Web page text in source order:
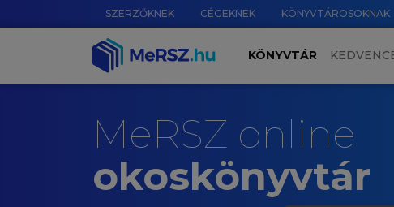
SZERZŐKNEK CÉGEKNEK KÖNYVTÁROSOKNAK
KÖNYVTÁR
MeRSZ online
okoskönyvtár